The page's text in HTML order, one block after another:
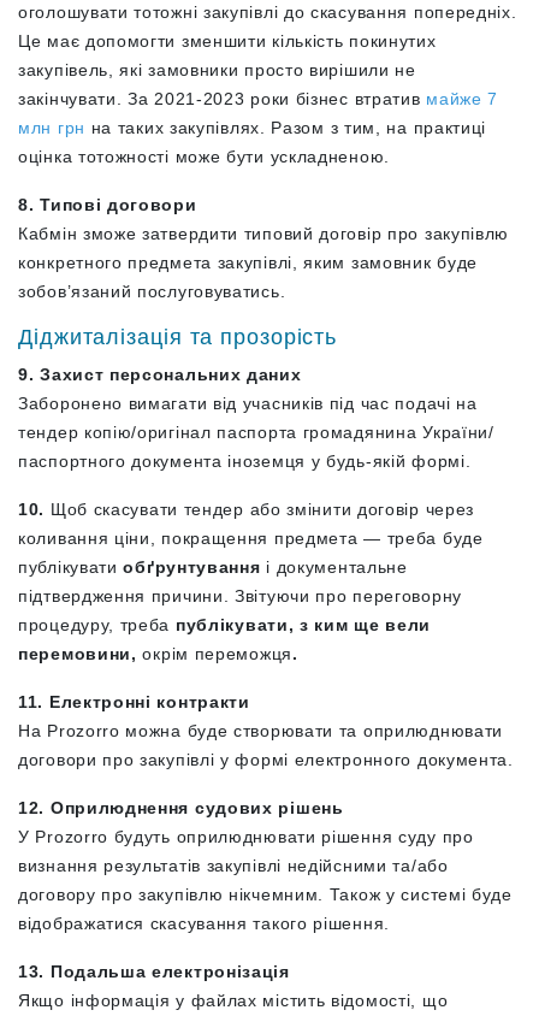
оголошувати тотожні закупівлі до скасування попередніх.
Це має допомогти зменшити кількість покинутих
закупівель, які замовники просто вирішили не
закінчувати. За 2021-2023 роки бізнес втратив майже 7
млн грн на таких закупівлях. Разом з тим, на практиці
оцінка тотожності може бути ускладненою.
8. Типові договори
Кабмін зможе затвердити типовий договір про закупівлю
конкретного предмета закупівлі, яким замовник буде
зобов’язаний послуговуватись.
Діджиталізація та прозорість
9. Захист персональних даних
Заборонено вимагати від учасників під час подачі на
тендер копію/оригінал паспорта громадянина України/
паспортного документа іноземця у будь-якій формі.
10. Щоб скасувати тендер або змінити договір через
коливання ціни, покращення предмета — треба буде
публікуватиобґрунтування і документальне
підтвердження причини. Звітуючи про переговорну
процедуру, треба публікувати, з ким ще вели
перемовини, окрім переможця.
11. Електронні контракти
На Prozorro можна буде створювати та оприлюднювати
договори про закупівлі у формі електронного документа.
12. Оприлюднення судових рішень
У Prozorro будуть оприлюднювати рішення суду про
визнання результатів закупівлі недійсними та/або
договору про закупівлю нікчемним. Також у системі буде
відображатися скасування такого рішення.
13. Подальша електронізація
Якщо інформація у файлах містить відомості, що